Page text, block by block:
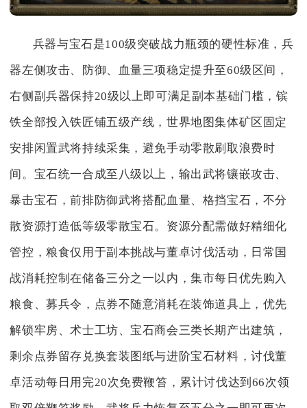
兵器与宝石是100级突破战力瓶颈的硬性标准，兵
器左侧攻击、防御、血量三项稳定提升至60级区间，
右侧副兵器保持20级以上即可满足副本基础门槛，镔
铁全部投入铁匠铺五级产线，世界地图集体矿区固定
安排闲置武将持续采集，避免手动零散刷取浪费时
间。宝石统一合成至八级以上，输出武将镶嵌攻击、
暴击宝石，前排防御武将搭配血量、格挡宝石，不分
散资源打造低等级零散宝石。资源分配需做好精细化
管控，粮食仅用于副本挑战与董卓讨伐活动，日常国
战消耗控制在储备三分之一以内，集市每日优先购入
粮食、募兵令，点券不随意消耗在装饰道具上，优先
解锁牢房、术士工坊、宝石商会三类长期产出建筑，
剩余点券留存兑换套装图纸与进阶宝石材料，讨伐董
卓活动每日用完20次免费鞭笞，累计讨伐达到66次领